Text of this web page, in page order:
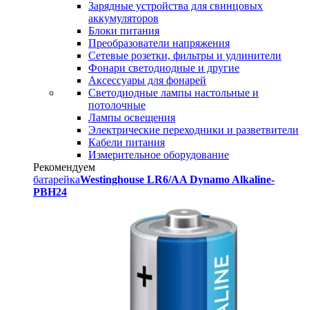
Зарядные устройства для свинцовых
аккумуляторов
Блоки питания
Преобразователи напряжения
Сетевые розетки, фильтры и удлинители
Фонари светодиодные и другие
Аксессуары для фонарей
Светодиодные лампы настольные и
потолочные
Лампы освещения
Электрические переходники и разветвители
Кабели питания
Измерительное оборудование
Рекомендуем
батарейкаWestinghouse LR6/AA Dynamo Alkaline-
PBH24